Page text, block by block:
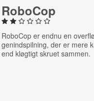
RoboCop
RoboCop er endnu en
genindspilning, der er mere
end kløgtigt skruet sammen.